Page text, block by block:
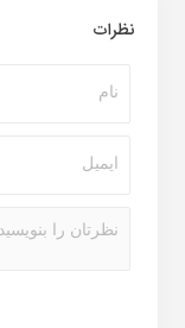
نظرات